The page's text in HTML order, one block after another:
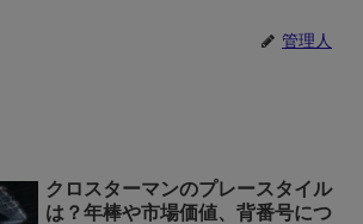
管理人
クロスターマンのプレースタイル
は？年棒や市場価値、背番号につ